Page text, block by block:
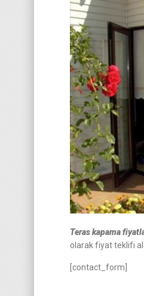
Teras kapama
olarak fiyat teklifi
[contact_form]